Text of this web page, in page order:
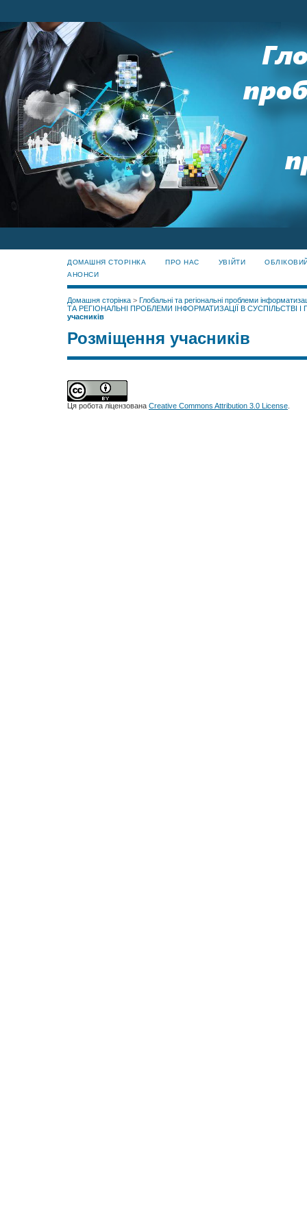
ДОМАШНЯ СТОРІНКА ПРО НАС УВІЙТИ
АНОНСИ
Домашня сторінка > Глобальні та регіональні проблеми
ТА РЕГІОНАЛЬНІ ПРОБЛЕМИ ІНФОРМАТИЗАЦІЇ В СУСПІЛЬСТВІ
учасників
Розміщення учасників
Ця робота ліцензована Creative Commons Attribution 3.0 License